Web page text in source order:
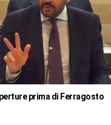
prima di Ferragosto